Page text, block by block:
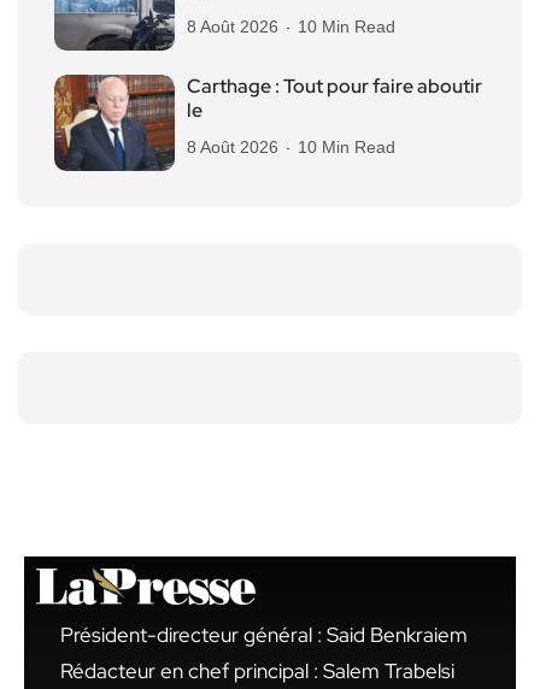
8 Août 2026 10 Min Read
Carthage : Tout pour faire aboutir
le
8 Août 2026 10 Min Read
Président-directeur général : Said Benkraiem
Rédacteur en chef principal : Salem Trabelsi